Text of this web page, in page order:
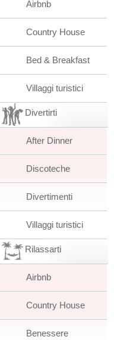
Airbnb
Country House
Bed & Breakfast
Villaggi turistici
Divertirti
After Dinner
Discoteche
Divertimenti
Villaggi turistici
Rilassarti
Airbnb
Country House
Benessere